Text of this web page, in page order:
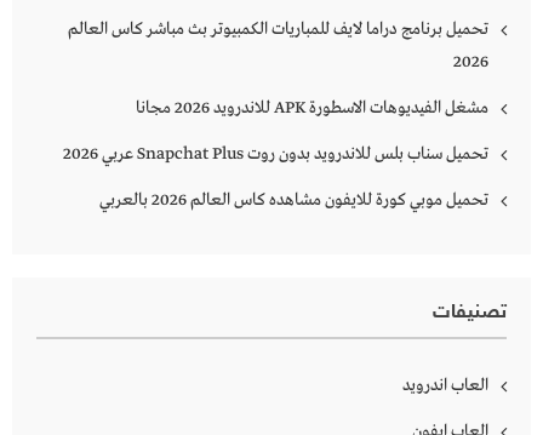
تحميل برنامج دراما لايف للمباريات الكمبيوتر بث مباشر كاس العالم
2026
مشغل الفيديوهات الاسطورة APK للاندرويد 2026 مجانا
تحميل سناب بلس للاندرويد بدون روت Snapchat Plus‏ عربي 2026
تحميل موبي كورة للايفون مشاهده كاس العالم 2026 بالعربي
تصنيفات
العاب اندرويد